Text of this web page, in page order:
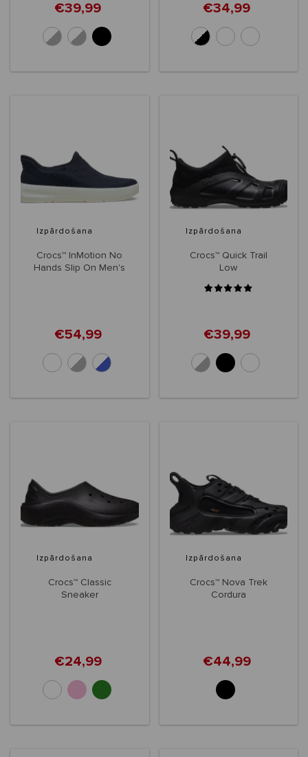
€39,99 €34,99
Izpārdošana
Crocs™ InMotion No
Hands Slip On Men's
€54,99
Izpārdošana
Crocs™ Quick Trail
Low
€39,99
Izpārdošana
Crocs™ Classic
Sneaker
€24,99
Izpārdošana
Crocs™ Nova Trek
Cordura
€44,99